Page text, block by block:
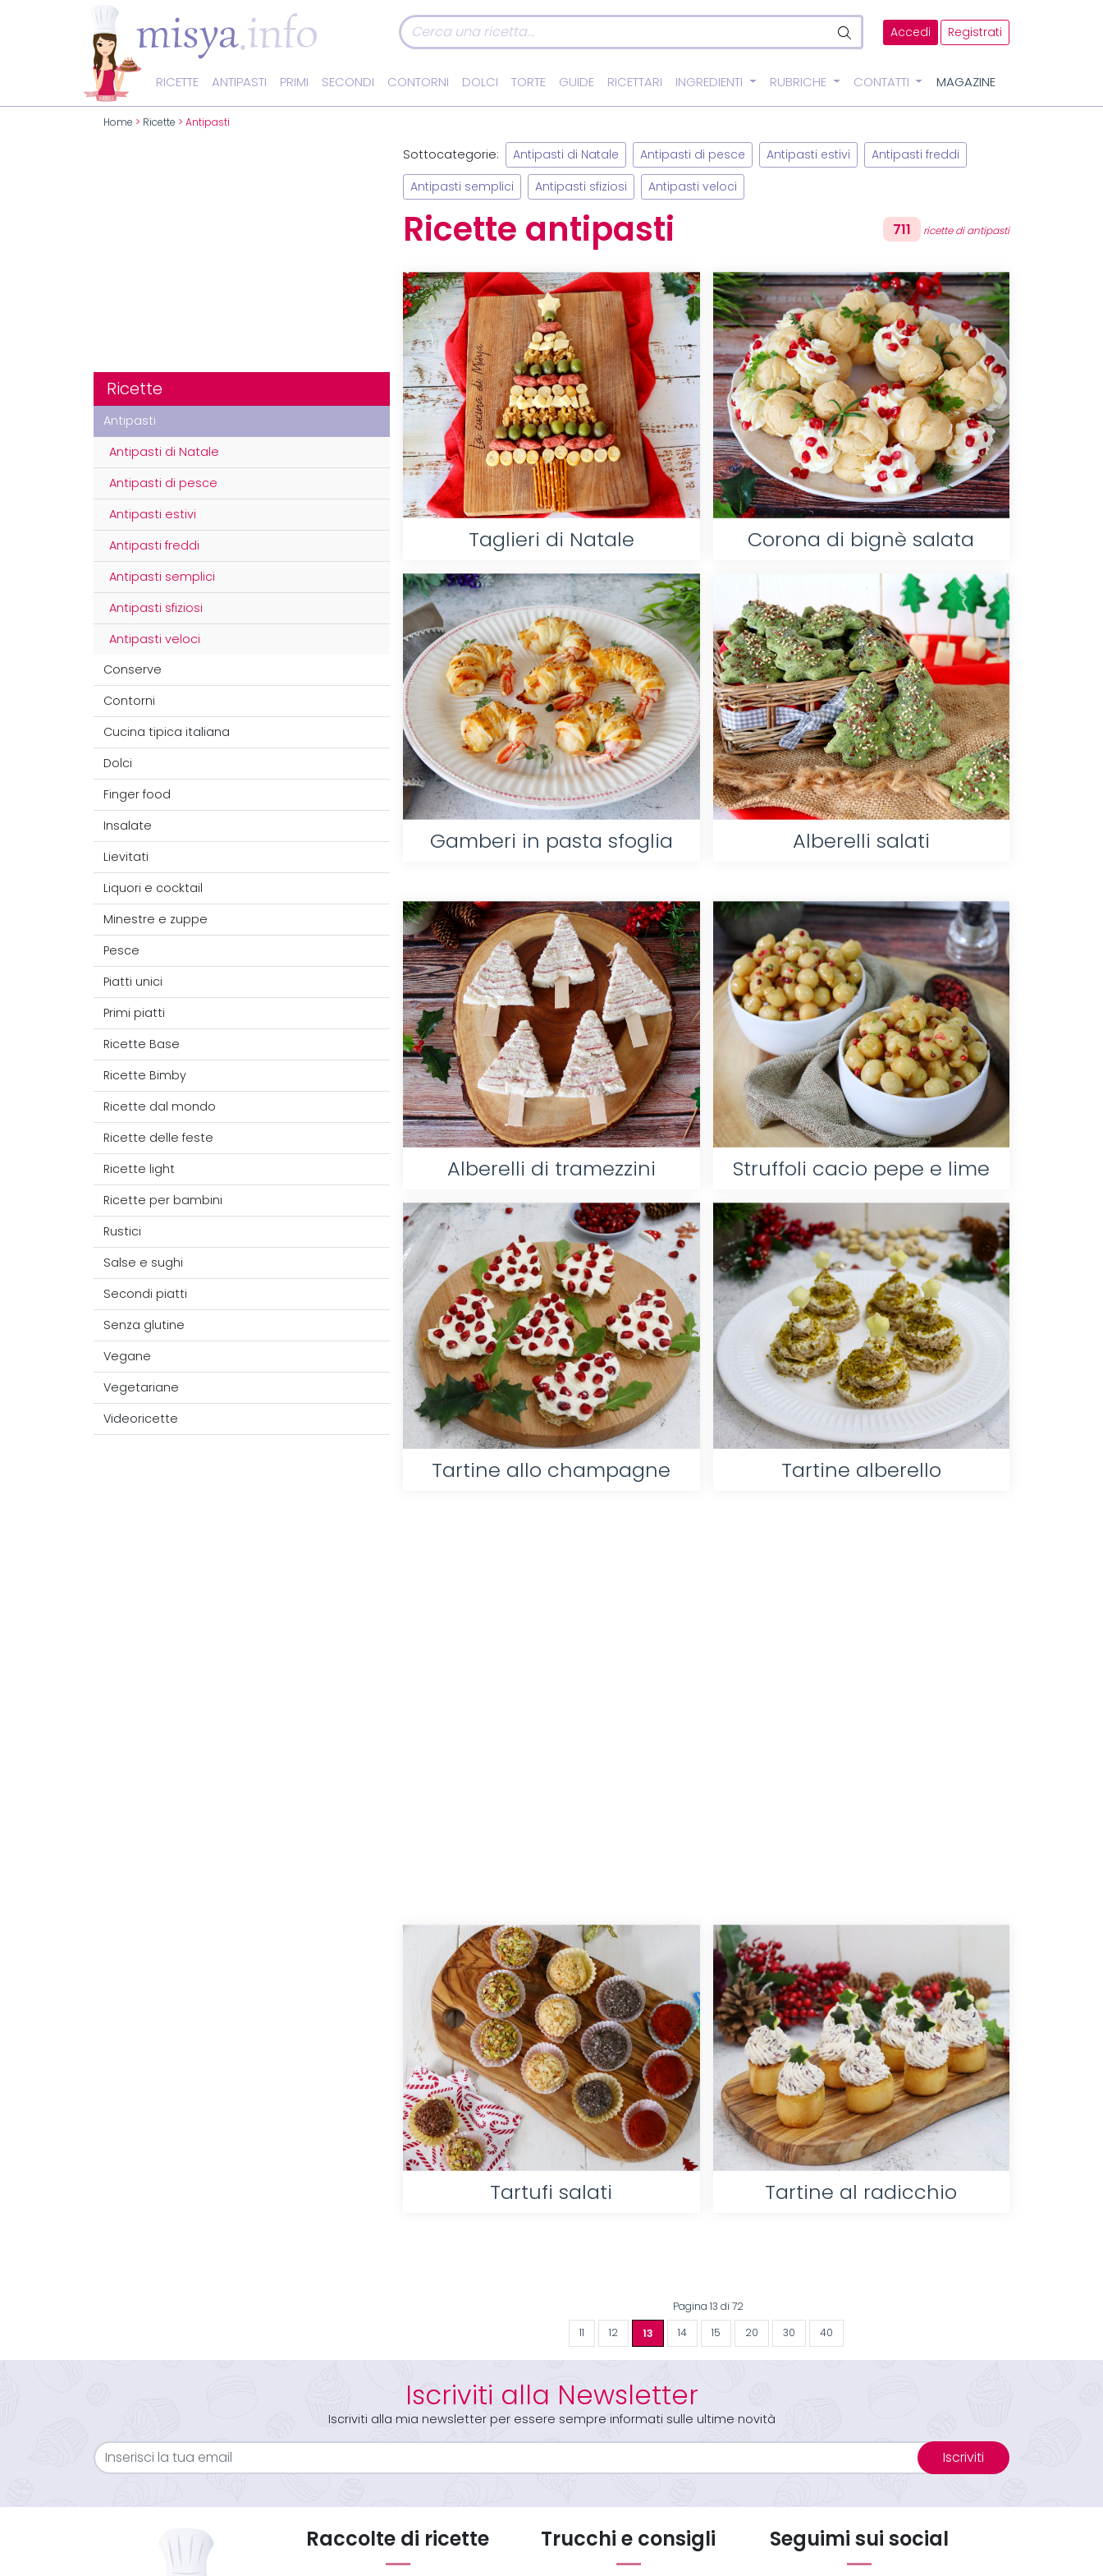
Accedi Registrati
RICETTE ANTIPASTI PRIMI SECONDI CONTORNI DOLCI TORTE GUIDE RICETTARI INGREDIENTI RUBRICHE CONTATTI MAGAZINE
Home > Ricette > Antipasti
Ricette
Antipasti
Antipasti di Natale
Antipasti di pesce
Antipasti estivi
Antipasti freddi
Antipasti semplici
Antipasti sfiziosi
Antipasti veloci
Conserve
Contorni
Cucina tipica italiana
Dolci
Finger food
Insalate
Lievitati
Liquori e cocktail
Minestre e zuppe
Pesce
Piatti unici
Primi piatti
Ricette Base
Ricette Bimby
Ricette dal mondo
Ricette delle feste
Ricette light
Ricette per bambini
Rustici
Salse e sughi
Secondi piatti
Senza glutine
Vegane
Vegetariane
Videoricette
Sottocategorie: Antipasti di Natale Antipasti di pesce Antipasti estivi Antipasti freddi
Antipasti semplici Antipasti sfiziosi Antipasti veloci
Ricette antipasti 711 ricette di antipasti
Taglieri di Natale Corona di bignè salata
Gamberi in pasta sfoglia Alberelli salati
Alberelli di tramezzini Struffoli cacio pepe e lime
Tartine allo champagne Tartine alberello
Tartufi salati Tartine al radicchio
Pagina 13 di 72
11 12 13 14 15 20 30 40
Iscriviti alla Newsletter
Iscriviti alla mia newsletter per essere sempre informati sulle ultime novità
Iscriviti
Raccolte di ricette Trucchi e consigli Seguimi sui social